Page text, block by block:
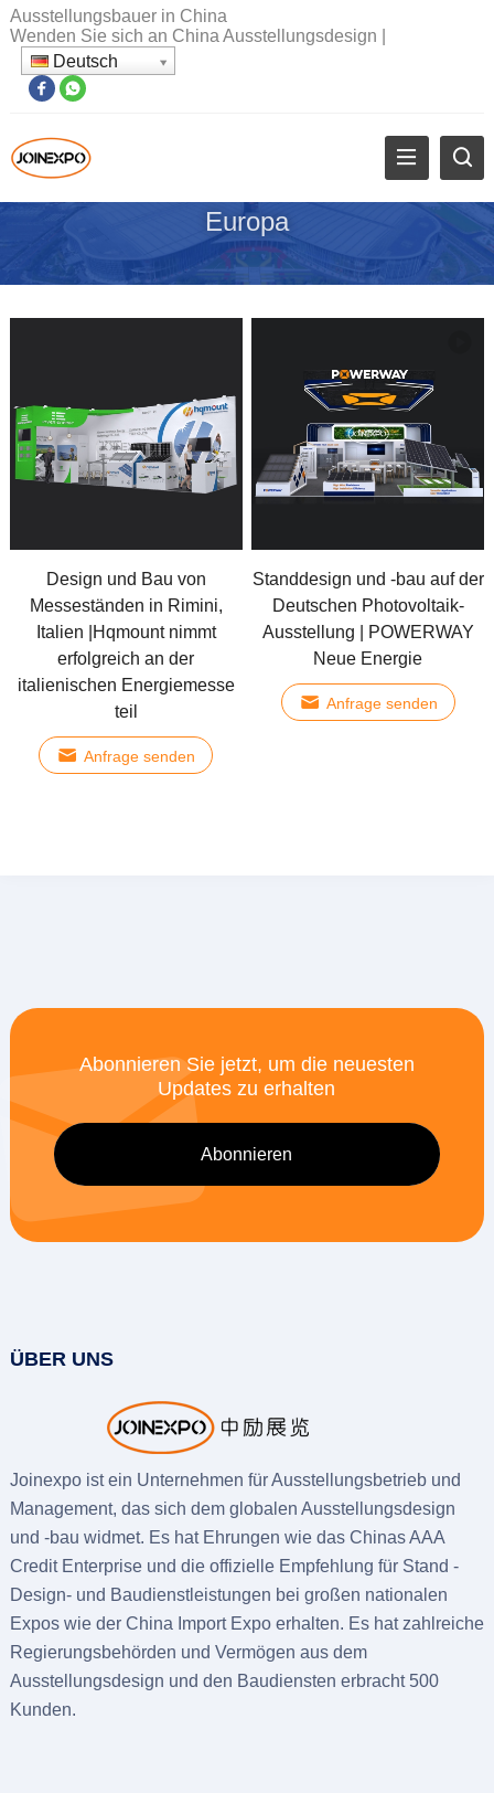
Ausstellungsbauer in China
Wenden Sie sich an China Ausstellungsdesign
Deutsch
Europa
Design und Bau von
Messeständen in Rimini,
Italien |Hqmount nimmt
erfolgreich an der
italienischen Energiemesse
teil
Anfrage senden
Standdesign und -bau auf der
Deutschen Photovoltaik-
Ausstellung | POWERWAY
Neue Energie
Anfrage senden
Abonnieren Sie jetzt, um die neuesten
Updates zu erhalten
ÜBER UNS
Joinexpo ist ein Unternehmen für Ausstellungsbetrieb und
Management, das sich dem globalen Ausstellungsdesign
und -bau widmet. Es hat Ehrungen wie das Chinas AAA
Credit Enterprise und die offizielle Empfehlung für Stand -
Design- und Baudienstleistungen bei großen nationalen
Expos wie der China Import Expo erhalten. Es hat zahlreiche
Regierungsbehörden und Vermögen aus dem
Ausstellungsdesign und den Baudiensten erbracht 500
Kunden.